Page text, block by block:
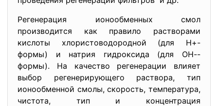
Регенерация ионообменных смол
производится как правило растворами
кислоты хлористоводородной (для Н+-
формы) и натрия гидроксида (для ОН--
формы). На качество регенерации влияет
выбор регенерирующего раствора, тип
ионообменной смолы, скорость, температура,
чистота, тип и концентрация